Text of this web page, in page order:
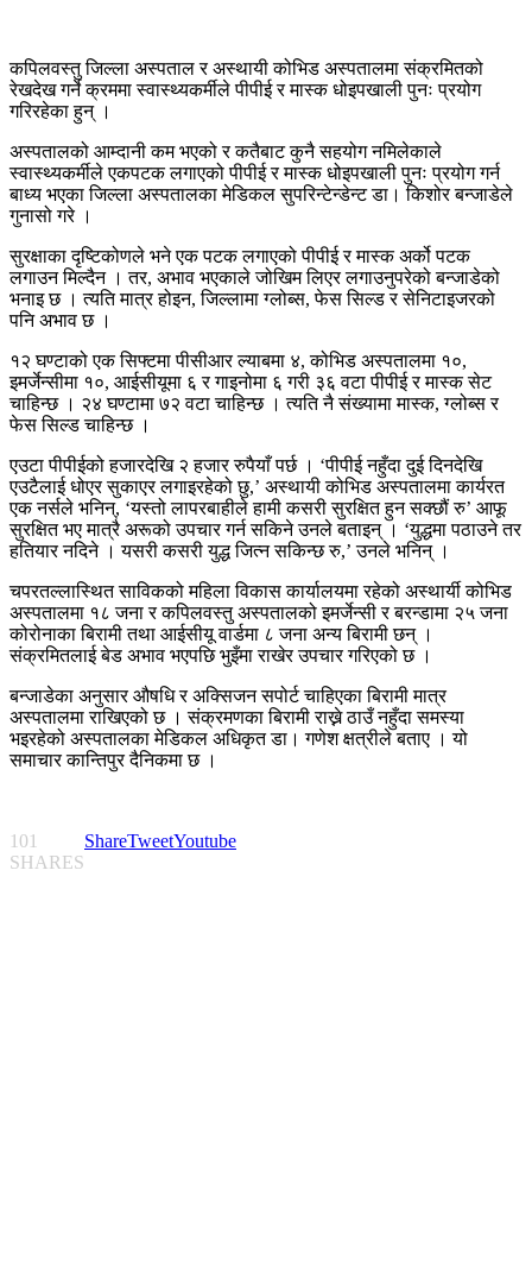
कपिलवस्तु जिल्ला अस्पताल र अस्थायी कोभिड अस्पतालमा संक्रमितको
रेखदेख गर्ने क्रममा स्वास्थ्यकर्मीले पीपीई र मास्क धोइपखाली पुनः प्रयोग
गरिरहेका हुन् ।
अस्पतालको आम्दानी कम भएको र कतैबाट कुनै सहयोग नमिलेकाले
स्वास्थ्यकर्मीले एकपटक लगाएको पीपीई र मास्क धोइपखाली पुनः प्रयोग गर्न
बाध्य भएका जिल्ला अस्पतालका मेडिकल सुपरिन्टेन्डेन्ट डा। किशोर बन्जाडेले
गुनासो गरे ।
सुरक्षाका दृष्टिकोणले भने एक पटक लगाएको पीपीई र मास्क अर्को पटक
लगाउन मिल्दैन । तर, अभाव भएकाले जोखिम लिएर लगाउनुपरेको बन्जाडेको
भनाइ छ । त्यति मात्र होइन, जिल्लामा ग्लोब्स, फेस सिल्ड र सेनिटाइजरको
पनि अभाव छ ।
१२ घण्टाको एक सिफ्टमा पीसीआर ल्याबमा ४, कोभिड अस्पतालमा १०,
इमर्जेन्सीमा १०, आईसीयूमा ६ र गाइनोमा ६ गरी ३६ वटा पीपीई र मास्क सेट
चाहिन्छ । २४ घण्टामा ७२ वटा चाहिन्छ । त्यति नै संख्यामा मास्क, ग्लोब्स र
फेस सिल्ड चाहिन्छ ।
एउटा पीपीईको हजारदेखि २ हजार रुपैयाँ पर्छ । ‘पीपीई नहुँदा दुई दिनदेखि
एउटैलाई धोएर सुकाएर लगाइरहेको छु,’ अस्थायी कोभिड अस्पतालमा कार्यरत
एक नर्सले भनिन्, ‘यस्तो लापरबाहीले हामी कसरी सुरक्षित हुन सक्छौं रु’ आफू
सुरक्षित भए मात्रै अरूको उपचार गर्न सकिने उनले बताइन् । ‘युद्धमा पठाउने तर
हतियार नदिने । यसरी कसरी युद्ध जित्न सकिन्छ रु,’ उनले भनिन् ।
चपरतल्लास्थित साविकको महिला विकास कार्यालयमा रहेको अस्थार्यी कोभिड
अस्पतालमा १८ जना र कपिलवस्तु अस्पतालको इमर्जेन्सी र बरन्डामा २५ जना
कोरोनाका बिरामी तथा आईसीयू वार्डमा ८ जना अन्य बिरामी छन् ।
संक्रमितलाई बेड अभाव भएपछि भुइँमा राखेर उपचार गरिएको छ ।
बन्जाडेका अनुसार औषधि र अक्सिजन सपोर्ट चाहिएका बिरामी मात्र
अस्पतालमा राखिएको छ । संक्रमणका बिरामी राख्ने ठाउँ नहुँदा समस्या
भइरहेको अस्पतालका मेडिकल अधिकृत डा। गणेश क्षत्रीले बताए । यो
समाचार कान्तिपुर दैनिकमा छ ।
101
SHARES
ShareTweetYoutube